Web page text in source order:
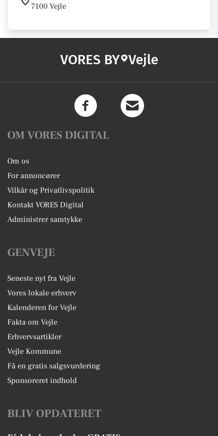
7100 Vejle
VORES BY Vejle
OM VORES DIGITAL
Om os
For annoncører
Vilkår og Privatlivspolitik
Kontakt VORES Digital
Administrer samtykke
GENVEJE
Seneste nyt fra Vejle
Vores lokale erhverv
Kalenderen for Vejle
Fakta om Vejle
Erhvervsartikler
Vejle Kommune
Få en gratis salgsvurdering
Sponsoreret indhold
BLIV OPDATERET